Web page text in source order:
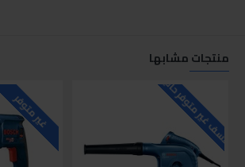
منتجات مشابها
للاسف غير متوفر حاليا غير متوفر